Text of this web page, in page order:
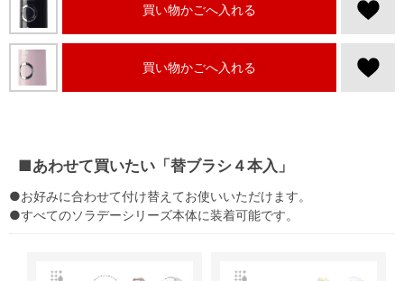
買い物かごへ入れる
買い物かごへ入れる
■あわせて買いたい「替ブラシ４本入」
●お好みに合わせて付け替えてお使いいただけます。
●すべてのソラデーシリーズ本体に装着可能です。